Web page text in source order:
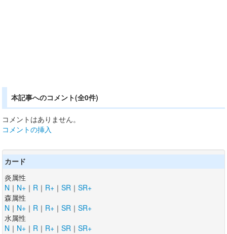
本記事へのコメント(全0件)
コメントはありません。
コメントの挿入
カード
炎属性
N ｜ N+ ｜ R ｜ R+ ｜ SR ｜ SR+
森属性
N ｜ N+ ｜ R ｜ R+ ｜ SR ｜ SR+
水属性
N ｜ N+ ｜ R ｜ R+ ｜ SR ｜ SR+